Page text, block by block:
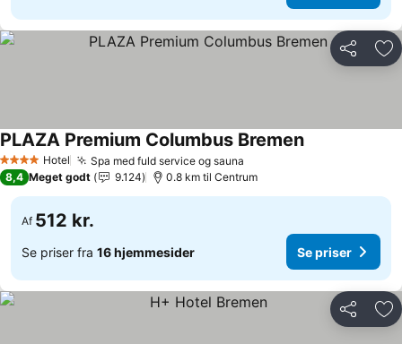
Del
4 StjernerHotel Spa med fuld service og sauna
PLAZA Premium Columbus Bremen
8,4 Meget godt 9.124 0.8 km til Centrum
Af 512 kr.
Se priser fra 16 hjemmesider Se priser
Del